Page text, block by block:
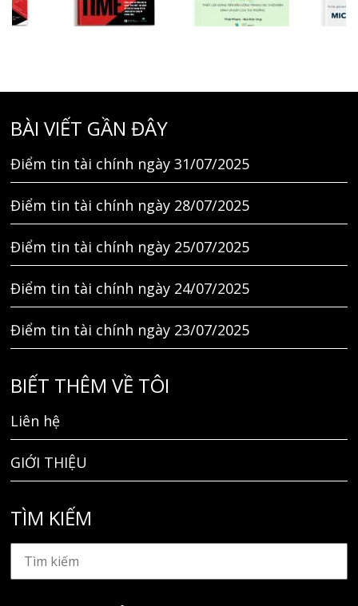
BÀI VIẾT GẦN ĐÂY
Điểm tin tài chính ngày 31/07/2025
Điểm tin tài chính ngày 28/07/2025
Điểm tin tài chính ngày 25/07/2025
Điểm tin tài chính ngày 24/07/2025
Điểm tin tài chính ngày 23/07/2025
BIẾT THÊM VỀ TÔI
Liên hệ
GIỚI THIỆU
TÌM KIẾM